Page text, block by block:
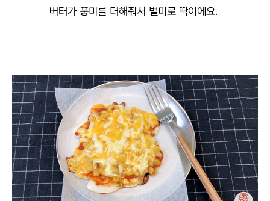
버터가 풍미를 더해줘서 별미로 딱이에요.